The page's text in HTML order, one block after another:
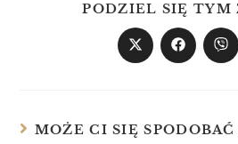
PODZIEL SIĘ TYM
MOŻE CI SIĘ